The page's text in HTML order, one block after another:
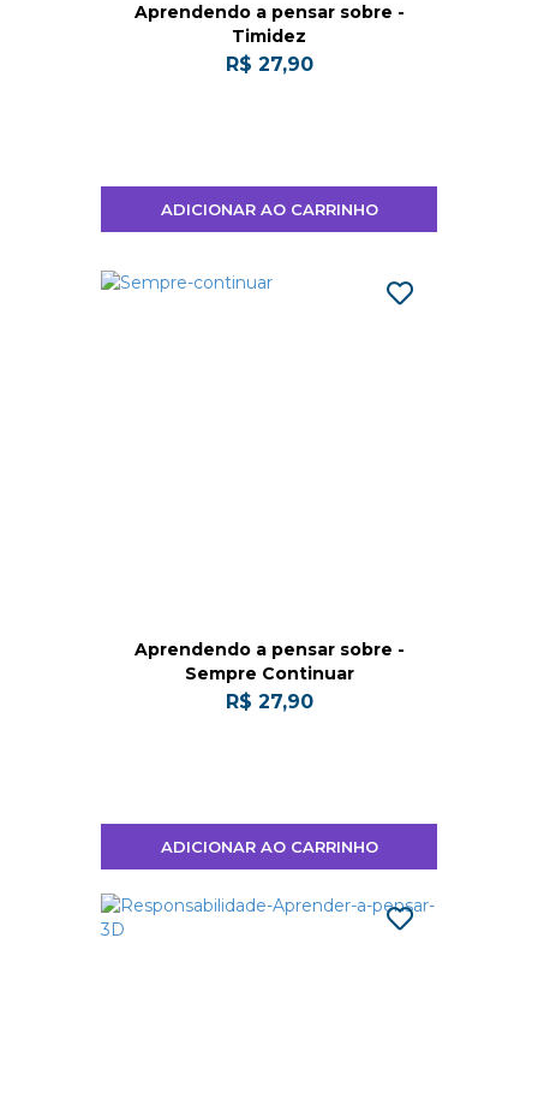
Aprendendo a pensar sobre -
Timidez
R$ 27,90
ADICIONAR AO CARRINHO
Aprendendo a pensar sobre -
Sempre Continuar
R$ 27,90
ADICIONAR AO CARRINHO